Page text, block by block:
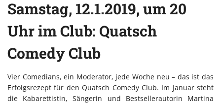
Samstag, 12.1.2019, um 20
Uhr im Club: Quatsch
Comedy Club
Vier Comedians, ein Moderator, jede Woche neu – das ist das
Erfolgsrezept für den Quatsch Comedy Club. Im Januar steht
die Kabarettistin, Sängerin und Bestsellerautorin Martina